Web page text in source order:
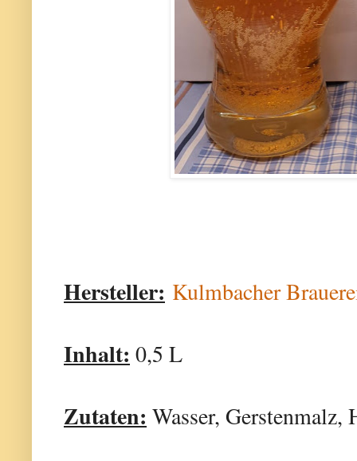
Hersteller: Kulmbacher
Inhalt: 0,5 L
Zutaten: Wasser, Gerstenmalz,